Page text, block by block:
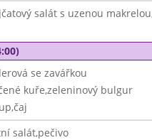
salát s uzenou
se zavářkou
kuře,zeleninový bulgur
salát,pečivo